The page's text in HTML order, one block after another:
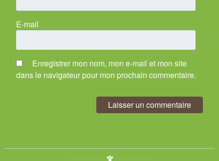
E-mail
Enregistrer mon nom, mon e-mail et mon site
dans le navigateur pour mon prochain commentaire.